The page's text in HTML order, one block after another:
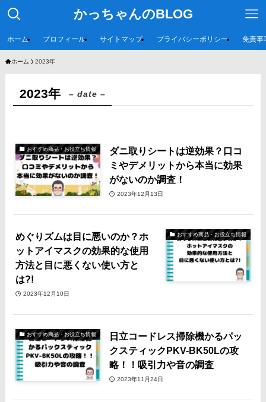
かっちゃんのBLOG
ホーム プロフィール サイトマップ プライバシーポリシー 免責事
ホーム 2023年
2023年 – date –
おすすめ商品・お役立ち情報
ダニ取りシートは逆効果？口コ
ミやデメリットから本当に効果
がないのか調査！
2023年12月13日
おすすめ商品・お役立ち情報
めぐりズムは目に悪いのか？ホ
ットアイマスクの効果的な使用
方法と目に悪くない使い方と
は?!
2023年12月10日
おすすめ商品・お役立ち情報
日立コードレス掃除機かるパッ
クスティックPKV-BK50Lの攻
略！！吸引力や音の調査
2023年11月24日